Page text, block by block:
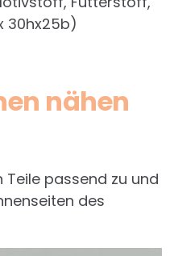
30hx25b)
nähen
passend zu und
des